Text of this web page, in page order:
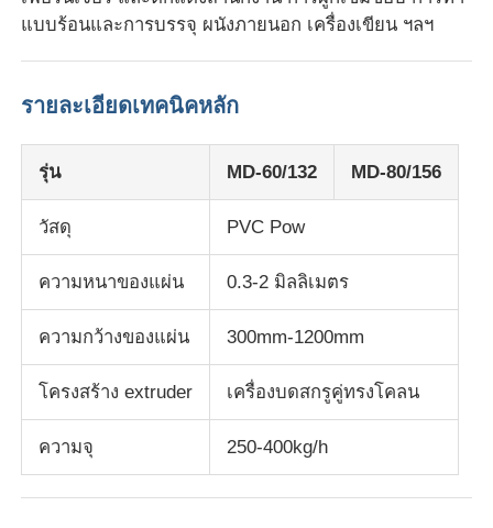
สายดึงสกรูคู่
สายการผลิตฟีนเนอร์
สายดึงแผ่นพลาสติก
สายการผลิตแผ่น PP
แบบร้อนและการบรรจุ ผนังภายนอก เครื่องเขียน ฯลฯ
รายละเอียดเทคนิคหลัก
รุ่น MD-60/132 MD-80/156
วัสดุ PVC Pow
ความหนาของแผ่น 0.3-2 มิลลิเมตร
ความกว้างของแผ่น 300mm-1200mm
โครงสร้าง extruder เครื่องบดสกรูคู่ทรงโคลน
ความจุ 250-400kg/h